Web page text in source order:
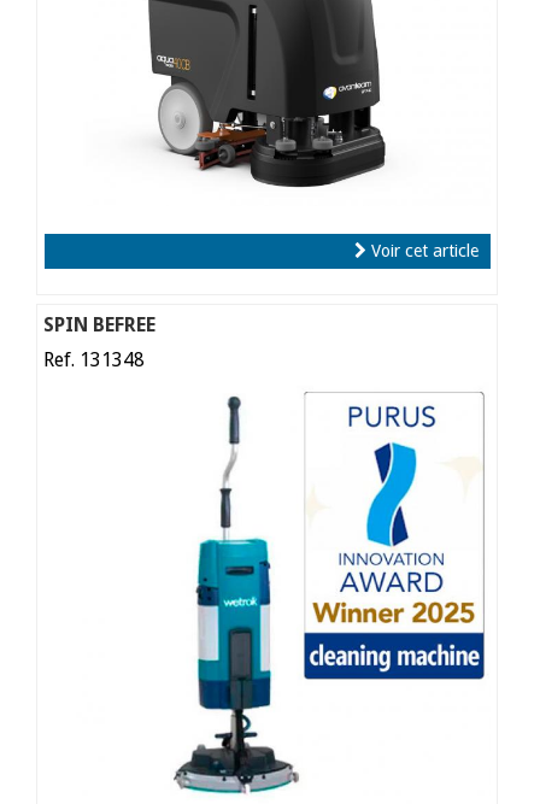
Voir cet article
SPIN BEFREE
Ref. 131348